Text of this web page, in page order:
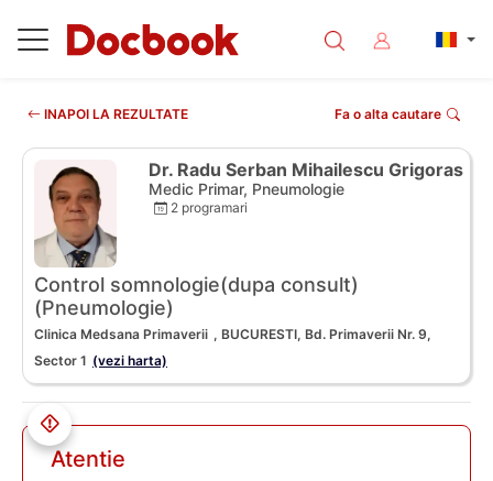
INAPOI LA REZULTATE Fa o alta cautare
Dr. Radu Serban Mihailescu Grigoras
Medic Primar, Pneumologie
2 programari
Control somnologie(dupa consult)
(Pneumologie)
Clinica Medsana Primaverii , BUCURESTI, Bd. Primaverii Nr. 9,
Sector 1 (vezi harta)
Atentie